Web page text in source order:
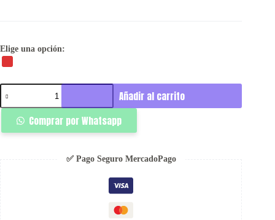
Elige una opción:
Forest
cantidad
Añadir al carrito
Comprar por Whatsapp
✅ Pago Seguro MercadoPago